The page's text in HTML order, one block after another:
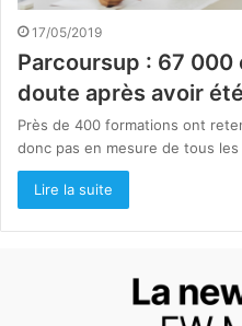
17/05/2019
Parcoursup : 67 000
doute après avoir
Près de 400 formations ont
donc pas en mesure de tous
Lire la suite